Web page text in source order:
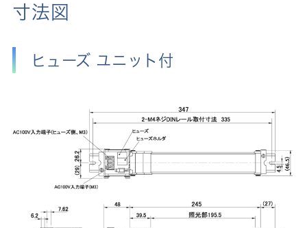
寸法図
ヒューズ ユニット付